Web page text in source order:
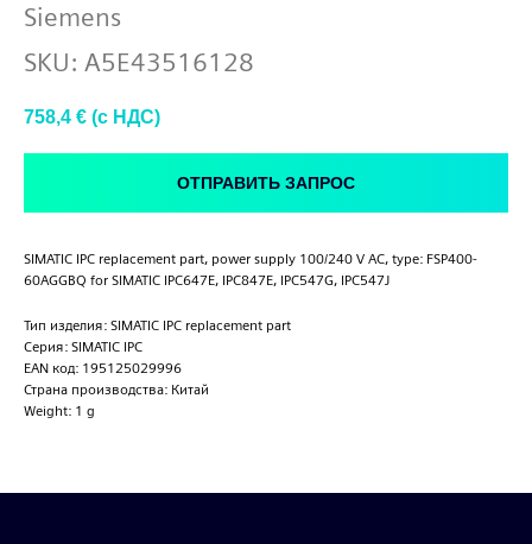
Siemens
SKU: A5E43516128
758,4 € (c НДС)
ОТПРАВИТЬ ЗАПРОС
SIMATIC IPC replacement part, power supply 100/240 V AC, type: FSP400-
60AGGBQ for SIMATIC IPC647E, IPC847E, IPC547G, IPC547J
Тип изделия: SIMATIC IPC replacement part
Серия: SIMATIC IPC
EAN код: 195125029996
Страна производства: Китай
Weight: 1 g